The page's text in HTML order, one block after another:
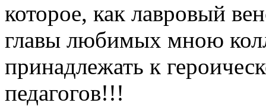
которое, как лавровый
главы любимых мною
принадлежать к
педагогов!!!